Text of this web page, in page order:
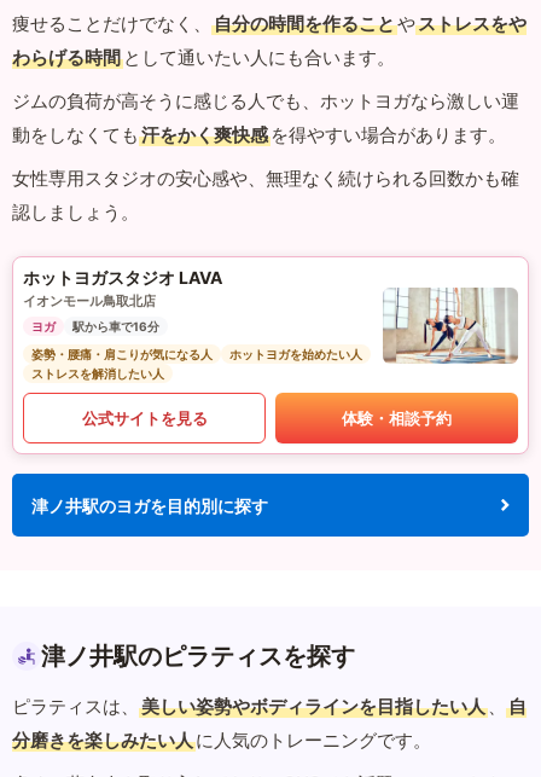
痩せることだけでなく、
自分の時間を作ることやストレスをや
わらげる時間 として通いたい人にも合います。
ジムの負荷が高そうに感じる人でも、ホットヨガなら激しい運
動をしなくても 汗をかく爽快感 を得やすい場合があります。
女性専用スタジオの安心感や、無理なく続けられる回数かも確
認しましょう。
ホットヨガスタジオ LAVA
イオンモール鳥取北店
ヨガ
駅から車で16分
姿勢・腰痛・肩こりが気になる人
ホットヨガを始めたい人
ストレスを解消したい人
公式サイトを見る 体験・相談予約
津ノ井駅のヨガを目的別に探す
津ノ井駅のピラティスを探す
ピラティスは、 美しい姿勢やボディラインを目指したい人 、
自
分磨きを楽しみたい人に人気のトレーニングです。